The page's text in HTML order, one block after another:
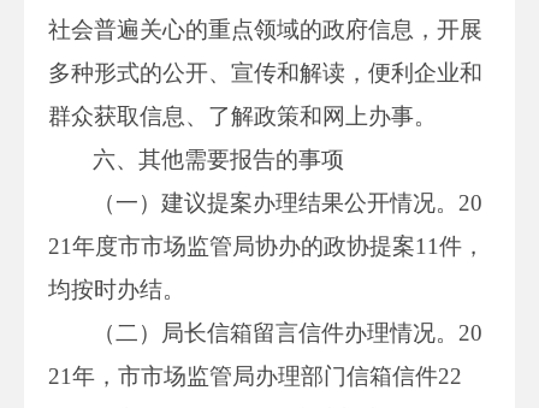
社会普遍关心的重点领域的政府信息，开展
多种形式的公开、宣传和解读，便利企业和
群众获取信息、了解政策和网上办事。
六、其他需要报告的事项
（一）建议提案办理结果公开情况。20
21年度市市场监管局协办的政协提案11件，
均按时办结。
（二）局长信箱留言信件办理情况。20
21年，市市场监管局办理部门信箱信件22